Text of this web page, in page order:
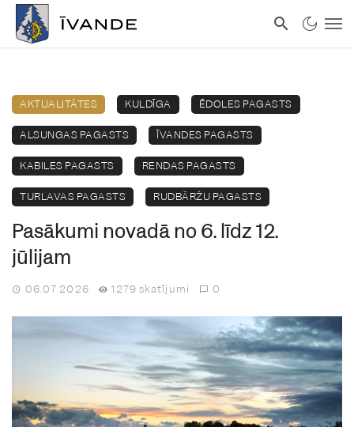
AKTUALITĀTES KULDĪGA ĒDOLES PAGASTS
ALSUNGAS PAGASTS ĪVANDES PAGASTS
KABILES PAGASTS RENDAS PAGASTS
TURLAVAS PAGASTS RUDBĀRŽU PAGASTS
Pasākumi novadā no 6. līdz 12.
jūlijam
06.07.2026 1279 skatījumi 0